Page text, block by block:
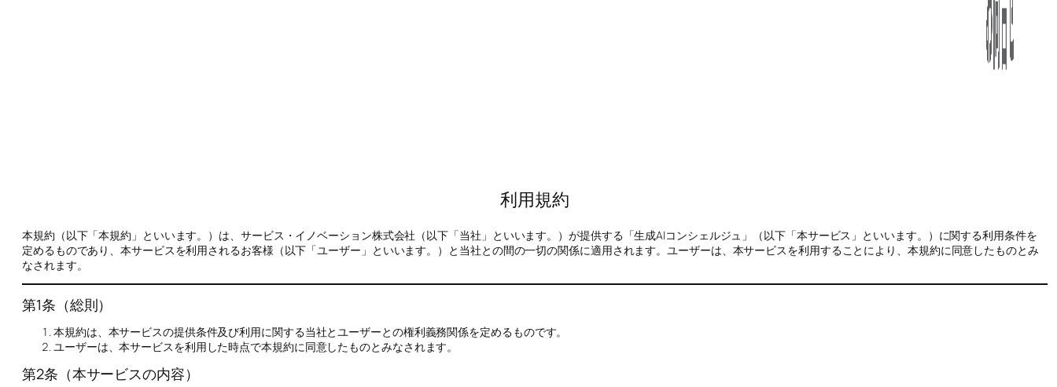
利用規約
本規約（以下「本規約」といいます。）は、サービス・イノベーション株式会社（以下「当社」といいます。）が提供する「生成AIコンシェルジュ」（以下「本サービス」といいます。）に関する利用条件を
定めるものであり、本サービスを利用されるお客様（以下「ユーザー」といいます。）と当社との間の一切の関係に適用されます。ユーザーは、本サービスを利用することにより、本規約に同意したものとみ
なされます。
第1条（総則）
本規約は、本サービスの提供条件及び利用に関する当社とユーザーとの権利義務関係を定めるものです。
ユーザーは、本サービスを利用した時点で本規約に同意したものとみなされます。
第2条（本サービスの内容）